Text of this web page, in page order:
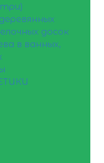
досок
в ванных,